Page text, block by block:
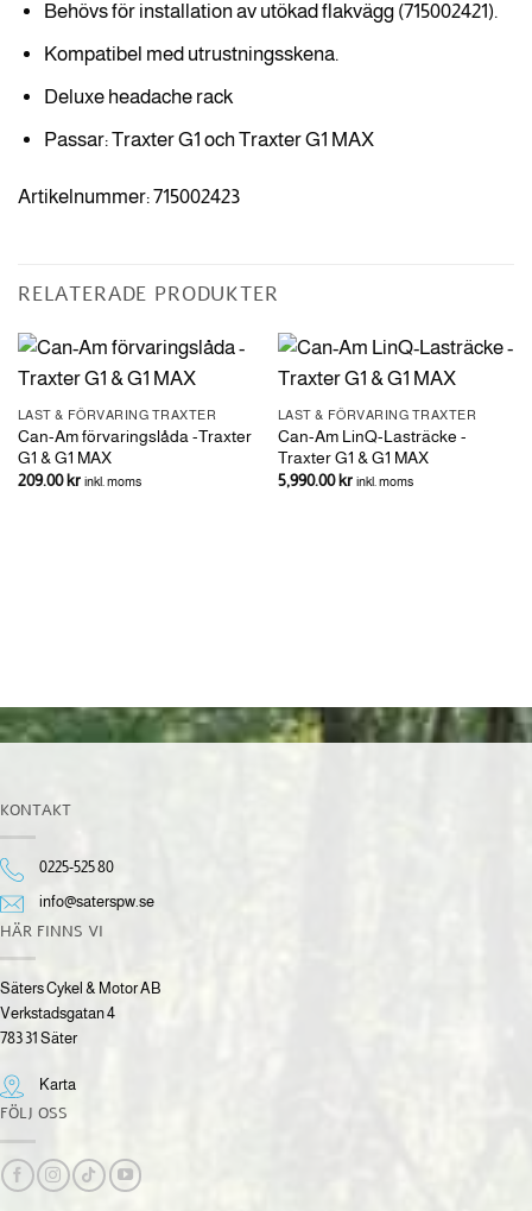
Behövs för installation av utökad flakvägg (715002421).
Kompatibel med utrustningsskena.
Deluxe headache rack
Passar: Traxter G1 och Traxter G1 MAX
Artikelnummer: 715002423
RELATERADE PRODUKTER
LAST & FÖRVARING TRAXTER
Can-Am förvaringslåda -Traxter
G1 & G1 MAX
209.00kr inkl. moms
LAST & FÖRVARING TRAXTER
Can-Am LinQ-Lasträcke -
Traxter G1 & G1 MAX
5,990.00kr inkl. moms
KONTAKT
0225-525 80
info@saterspw.se
HÄR FINNS VI
Säters Cykel & Motor AB
Verkstadsgatan 4
783 31 Säter
Karta
FÖLJ OSS